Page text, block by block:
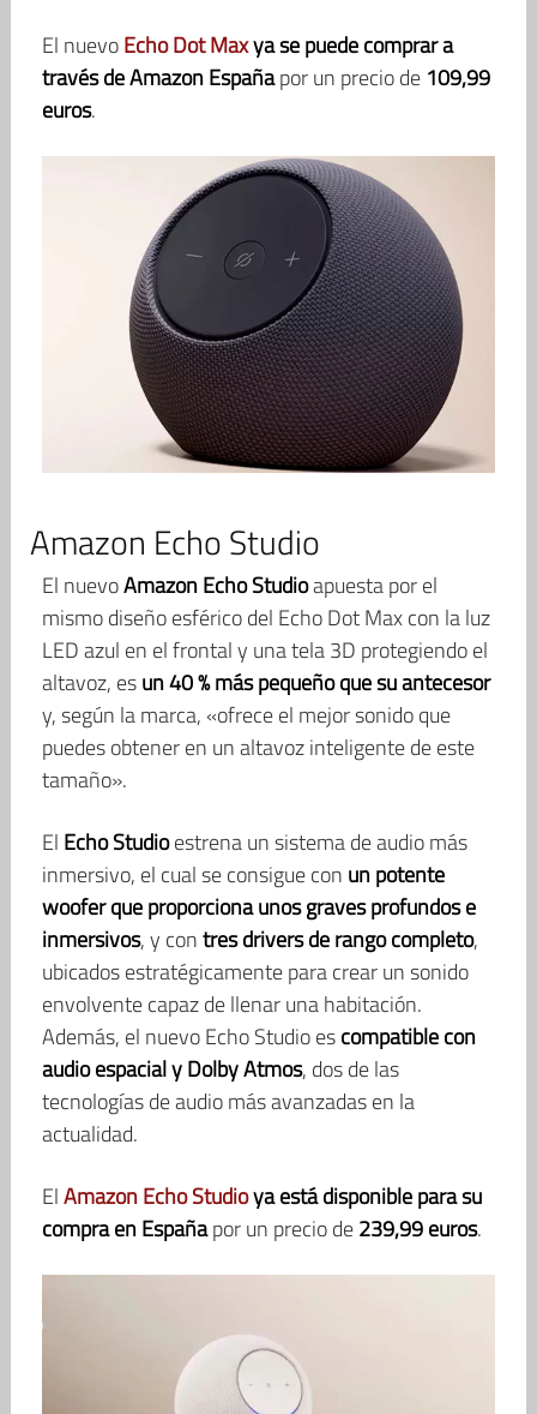
El nuevoEcho Dot Maxya se puede comprar a
través de Amazon Españapor un precio de109,99
euros.
Amazon Echo Studio
El nuevoAmazon Echo Studioapuesta por el
mismo diseño esférico del Echo Dot Max con la luz
LED azul en el frontal y una tela 3D protegiendo el
altavoz, esun 40 % más pequeño que su antecesor
y, según la marca, «ofrece el mejor sonido que
puedes obtener en un altavoz inteligente de este
tamaño».
El Echo Studioestrena un sistema de audio más
inmersivo, el cual se consigue con un potente
woofer que proporciona unos graves profundos e
inmersivos, y contres drivers de rango completo,
ubicados estratégicamente para crear un sonido
envolvente capaz de llenar una habitación.
Además, el nuevo Echo Studio escompatible con
audio espacial y Dolby Atmos, dos de las
tecnologías de audio más avanzadas en la
actualidad.
ElAmazon Echo Studioya está disponible para su
compra en Españapor un precio de239,99 euros.